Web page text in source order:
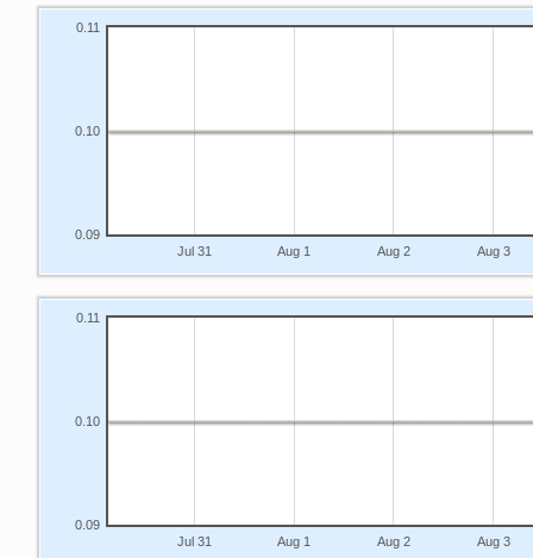
Jul 31 Aug 1 Aug 2 Aug 3
0.09
0.10
0.11
Jul 31 Aug 1 Aug 2 Aug 3
0.09
0.10
0.11